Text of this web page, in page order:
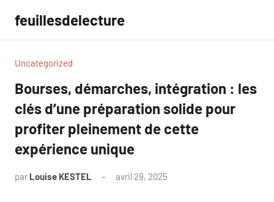
contenu
feuillesdelecture
Uncategorized
Bourses, démarches, intégration : les
clés d’une préparation solide pour
profiter pleinement de cette
expérience unique
par Louise KESTEL avril 29, 2025